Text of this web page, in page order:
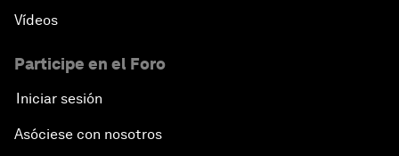
Vídeos
Participe en el Foro
Iniciar sesión
Asóciese con nosotros